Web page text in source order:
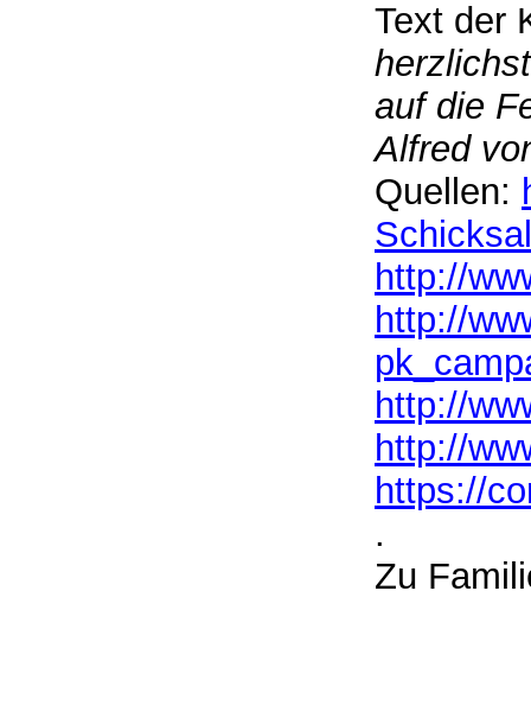
Text der
auf die
Alfred
Quellen:
http://
http://
http://
http://
https://
.
Zu